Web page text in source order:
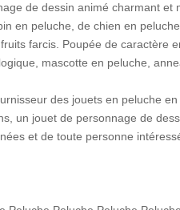
de dessin animé charmant et
en peluche, de chien en
farcis. Poupée de caractère
mascotte en peluche,
des jouets en peluche
un jouet de personnage de
et de toute personne